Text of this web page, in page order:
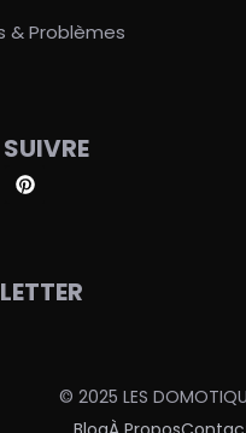
& Problèmes
© 2025 LES